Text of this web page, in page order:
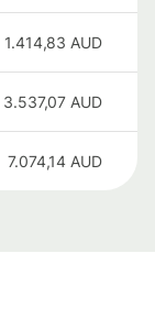
1.414,83 AUD
3.537,07 AUD
7.074,14 AUD